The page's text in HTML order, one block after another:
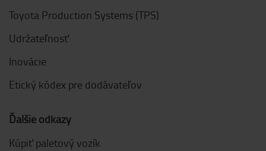
Toyota Production Systems (TPS)
Udržateľnosť
Inovácie
Etický kódex pre dodávateľov
Ďalšie odkazy
Kúpiť paletový vozík